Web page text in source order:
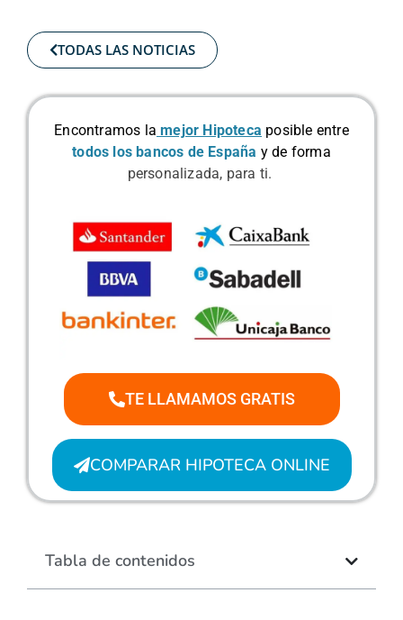
TODAS LAS NOTICIAS
Encontramos la mejor Hipoteca posible entre
todos los bancos de España y de forma
personalizada, para ti.
TE LLAMAMOS GRATIS
COMPARAR HIPOTECA ONLINE
Tabla de contenidos